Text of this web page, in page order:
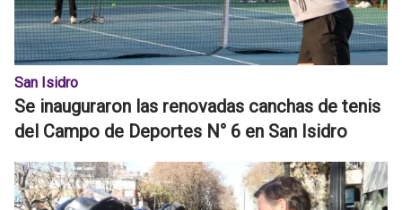
San Isidro
Se inauguraron las renovadas canchas de tenis
del Campo de Deportes N° 6 en San Isidro